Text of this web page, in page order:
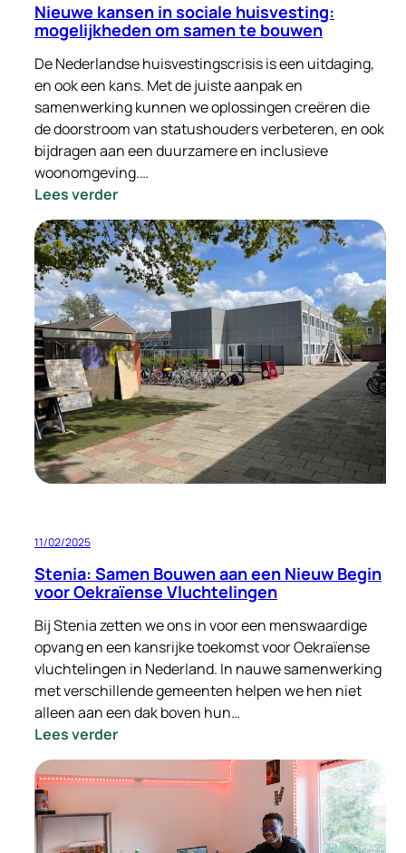
Nieuwe kansen in sociale huisvesting:
mogelijkheden om samen te bouwen
De Nederlandse huisvestingscrisis is een uitdaging,
en ook een kans. Met de juiste aanpak en
samenwerking kunnen we oplossingen creëren die
de doorstroom van statushouders verbeteren, en ook
bijdragen aan een duurzamere en inclusieve
woonomgeving.…
Lees verder:
Nieuwe
kansen
in
sociale
huisvesting:
mogelijkheden
om
samen
te
bouwen
11/02/2025
Stenia: Samen Bouwen aan een Nieuw Begin
voor Oekraïense Vluchtelingen
Bij Stenia zetten we ons in voor een menswaardige
opvang en een kansrijke toekomst voor Oekraïense
vluchtelingen in Nederland. In nauwe samenwerking
met verschillende gemeenten helpen we hen niet
alleen aan een dak boven hun…
Lees verder:
Stenia:
Samen